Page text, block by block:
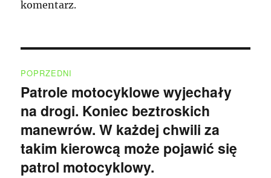
komentarz.
wpisu
POPRZEDNI
Poprzedni
wpis:
Patrole motocyklowe wyjechały
na drogi. Koniec beztroskich
manewrów. W każdej chwili za
takim kierowcą może pojawić się
patrol motocyklowy.